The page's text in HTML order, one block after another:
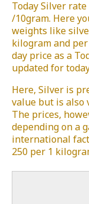
Today Silver rate
/10gram. Here
weights like
kilogram and
day price as a
updated for
Here, Silver is
value but is also
The prices,
depending on a
international
250 per 1